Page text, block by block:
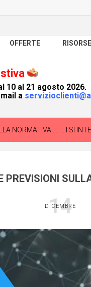
OFFERTE RISORSE
10 al 21 agosto 2026.
a
GDPR COMET
PREVISIONI
14
DICEMBRE